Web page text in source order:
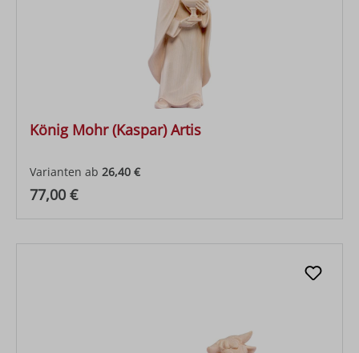
König Mohr (Kaspar) Artis
Varianten ab 26,40 €
Regulärer Preis:
77,00 €